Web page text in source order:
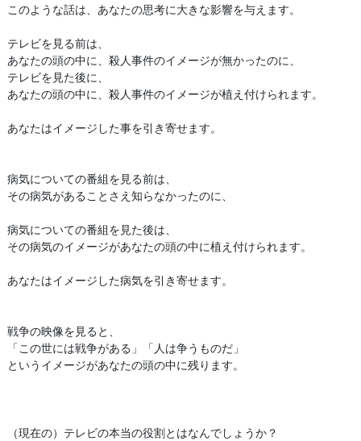
このような話は、あなたの思考に大きな影響を与えます。
テレビを見る前は、
あなたの頭の中に、殺人事件のイメージが無かったのに、
テレビを見た後に、
あなたの頭の中に、殺人事件のイメージが植え付けられます。
あなたはイメージした事を引き寄せます。
病気についての番組を見る前は、
その病気があることさえ知らなかったのに、
病気についての番組を見た後は、
その病気のイメージがあなたの頭の中に植え付けられます。
あなたはイメージした病気を引き寄せます。
戦争の映像を見ると、
「この世には戦争がある」「人は争うものだ」
というイメージがあなたの頭の中に残ります。
（現在の）テレビの本当の役割とはなんでしょうか？